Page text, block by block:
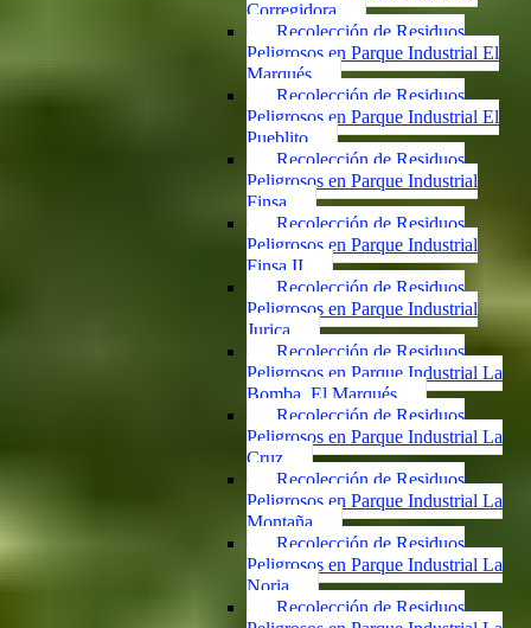
Corregidora
Recolección de Residuos
Peligrosos en Parque Industrial El
Marqués
Recolección de Residuos
Peligrosos en Parque Industrial El
Pueblito
Recolección de Residuos
Peligrosos en Parque Industrial
Finsa
Recolección de Residuos
Peligrosos en Parque Industrial
Finsa II
Recolección de Residuos
Peligrosos en Parque Industrial
Jurica
Recolección de Residuos
Peligrosos en Parque Industrial La
Bomba, El Marqués
Recolección de Residuos
Peligrosos en Parque Industrial La
Cruz
Recolección de Residuos
Peligrosos en Parque Industrial La
Montaña
Recolección de Residuos
Peligrosos en Parque Industrial La
Noria
Recolección de Residuos